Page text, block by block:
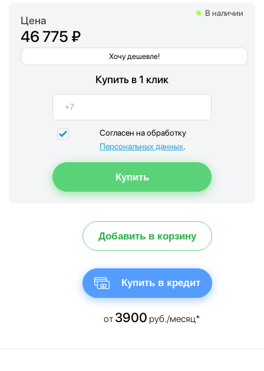
Цена
46 775 ₽
Хочу дешевле!
В наличии
Купить в 1 клик
Согласен на обработку
Персональных данных.
Добавить в корзину
Купить в кредит
от 3900 руб./месяц*